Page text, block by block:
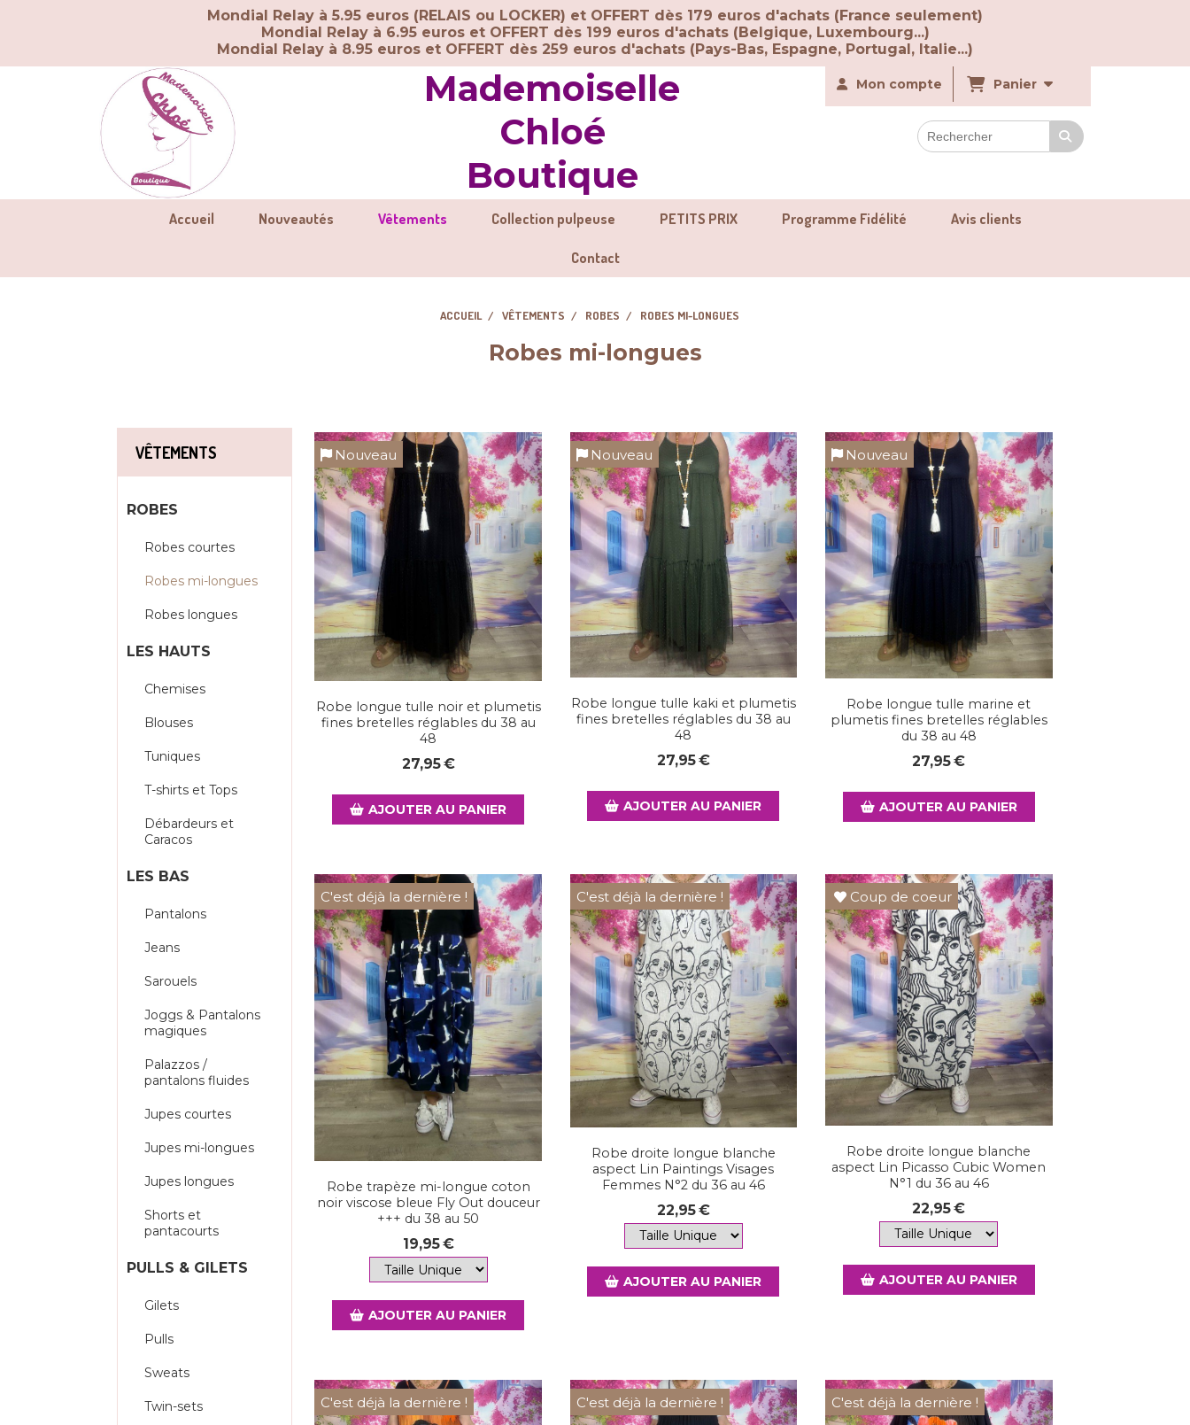
Mondial Relay à 5.95 euros (RELAIS ou LOCKER) et OFFERT dès 179 euros d'achats (France seulement)
Mondial Relay à 6.95 euros et OFFERT dès 199 euros d'achats (Belgique, Luxembourg...)
Mondial Relay à 8.95 euros et OFFERT dès 259 euros d'achats (Pays-Bas, Espagne, Portugal, Italie...)
Mademoiselle
Chloé
Boutique
Mon compte Panier
Accueil Nouveautés Vêtements Collection pulpeuse PETITS PRIX Programme Fidélité Avis clients
Contact
VÊTEMENTS
ROBES
Robes courtes
Robes mi-longues
Robes longues
LES HAUTS
Chemises
Blouses
Tuniques
T-shirts et Tops
Débardeurs et
Caracos
LES BAS
Pantalons
Jeans
Sarouels
Joggs & Pantalons
magiques
Palazzos /
pantalons fluides
Jupes courtes
Jupes mi-longues
Jupes longues
Shorts et
pantacourts
PULLS & GILETS
Gilets
Pulls
Sweats
Twin-sets
ACCUEIL VÊTEMENTS ROBES ROBES MI-LONGUES
Robes mi-longues
Nouveau
Robe longue tulle noir et plumetis
fines bretelles réglables du 38 au
48
27,95€
AJOUTER AU PANIER
Nouveau
Robe longue tulle kaki et plumetis
fines bretelles réglables du 38 au
48
27,95€
AJOUTER AU PANIER
Nouveau
Robe longue tulle marine et
plumetis fines bretelles réglables
du 38 au 48
27,95€
AJOUTER AU PANIER
C'est déjà la dernière !
Robe trapèze mi-longue coton
noir viscose bleue Fly Out douceur
+++ du 38 au 50
19,95€
AJOUTER AU PANIER
C'est déjà la dernière !
Robe droite longue blanche
aspect Lin Paintings Visages
Femmes N°2 du 36 au 46
22,95€
AJOUTER AU PANIER
Coup de coeur
Robe droite longue blanche
aspect Lin Picasso Cubic Women
N°1 du 36 au 46
22,95€
AJOUTER AU PANIER
C'est déjà la dernière ! C'est déjà la dernière ! C'est déjà la dernière !